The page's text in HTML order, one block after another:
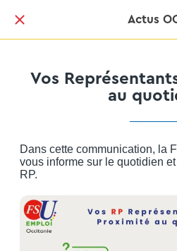
Actus
Vos
au
Dans cette communication, la
vous informe sur le quotidien
RP.